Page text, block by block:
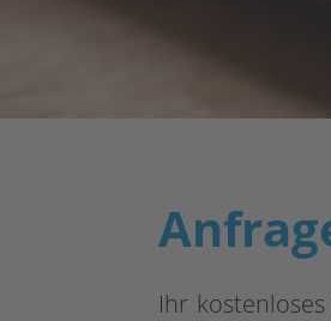
Ihr